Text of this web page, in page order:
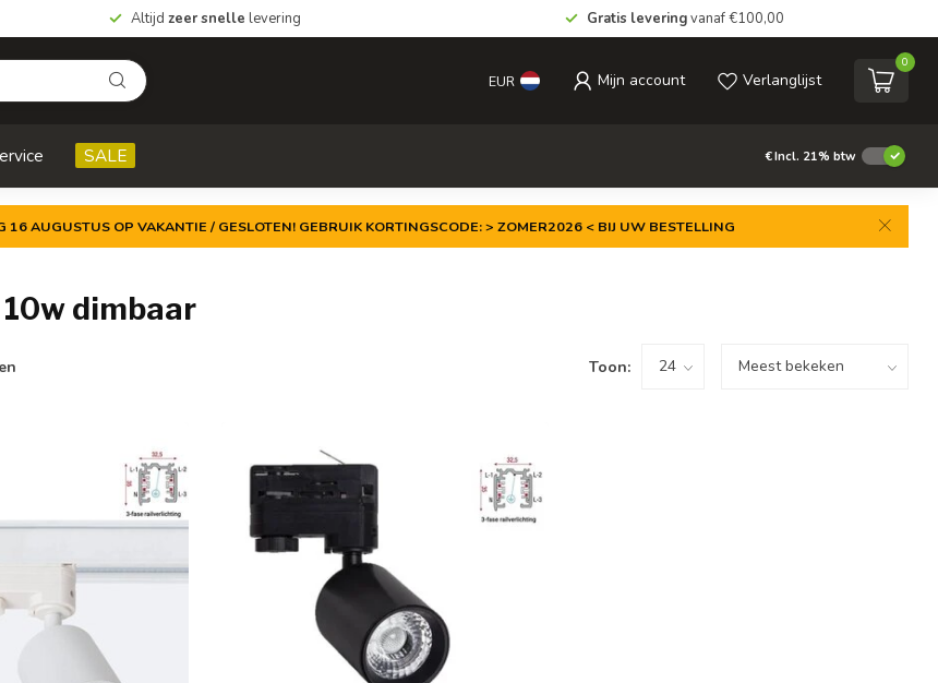
Altijd zeer snelle levering Gratis leveringvanaf €100,00
EUR Mijn account Verlanglijst
0
SALE €Incl. 21% btw
AUGUSTUS OP VAKANTIE / GESLOTEN! GEBRUIK KORTINGSCODE: > ZOMER2026 < BIJ UW BESTELLING
dimbaar
Toon: